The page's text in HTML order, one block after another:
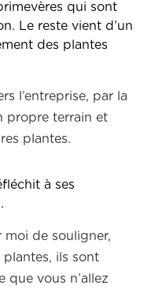
qui sont
Le reste vient d’un
des plantes
l’entreprise, par la
propre terrain et
plantes.
à ses
de souligner,
plantes, ils sont
que vous n’allez